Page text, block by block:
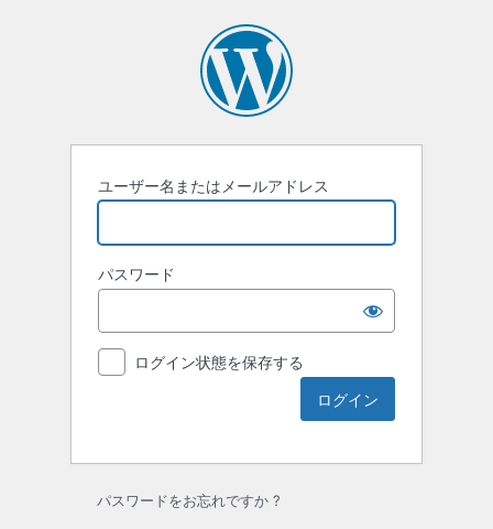
ユーザー名またはメールアドレス
パスワード
ログイン状態を保存する
パスワードをお忘れですか ?